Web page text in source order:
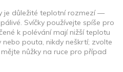
je důležité teplotní rozmezí —
Svíčky používejte spíše pro
k polévání mají nižší teplotu
pouta, nikdy neškrtí; zvolte
nůžky na ruce pro případ